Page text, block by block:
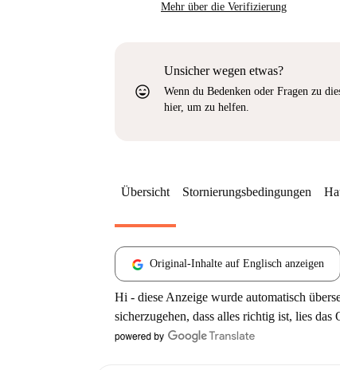
Mehr über die Verifizierung
sentiment_very_satisfied
Unsicher wegen etwas?
Wenn du Bedenken oder Fragen zu
hier, um zu helfen.
Übersicht Stornierungsbedingungen
Original-Inhalte auf Englisch anzeigen
Hi - diese Anzeige wurde automatisch
sicherzugehen, dass alles richtig ist, lies